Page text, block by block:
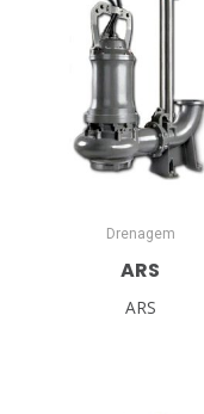
Drenagem
ARS
ARS